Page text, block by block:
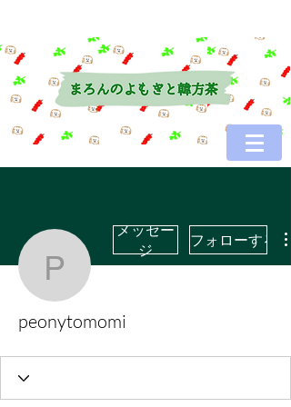
peonytomomi
メッセー
ジ
フォローする
peonytomomi